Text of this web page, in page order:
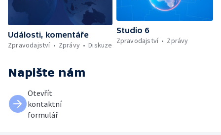
Události, komentáře
Zpravodajství
Zprávy Diskuze
Studio 6
Zpravodajství
Zprávy
Napište nám
Otevřít
kontaktní
formulář